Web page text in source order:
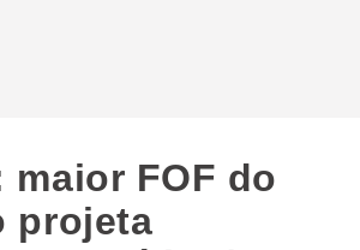
maior FOF do
projeta